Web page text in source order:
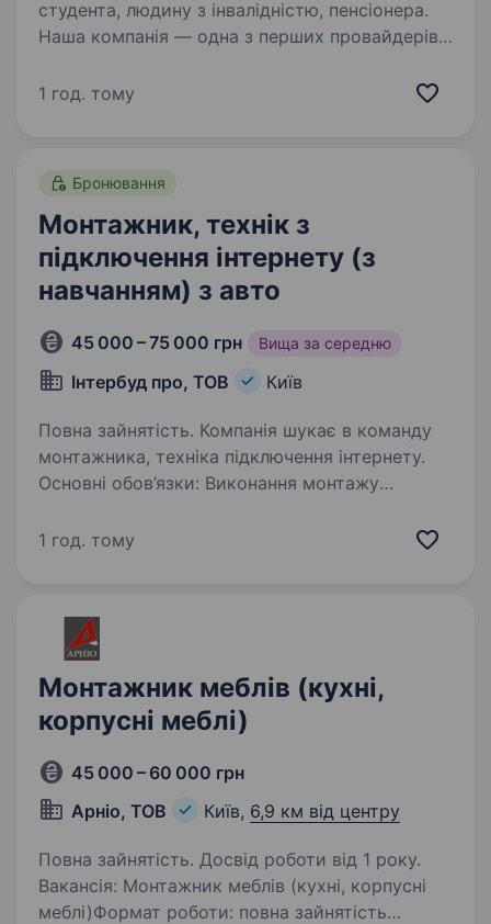
студента, людину з інвалідністю, пенсіонера.
Наша компанія — одна з перших провайдерів
«виросла» в групу компаній провайдера
1 год. тому
Бронювання
Монтажник, технік з
підключення інтернету (з
навчанням) з авто
45 000 – 75 000 грн Вища за середню
Інтербуд про, ТОВ Київ
Повна зайнятість. Компанія шукає в команду
монтажника, техніка підключення інтернету.
Основні обов’язки: Виконання монтажу
інтернету у клієнтів; Проведення діагностики
1 год. тому
Монтажник меблів (кухні,
корпусні меблі)
45 000 – 60 000 грн
Арніо, ТОВ
Київ, 6,9 км від центру
Повна зайнятість. Досвід роботи від 1 року.
Вакансія: Монтажник меблів (кухні, корпусні
меблі)Формат роботи: повна зайнятість